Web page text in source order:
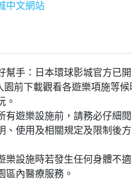
中文網站
幫手：日本環球影城官方已
園前下載觀看各遊樂項施等候
。
有遊樂設施前，請務必仔細
、使用及相關規定及限制後
樂設施時若發生任何身體不
區內醫療服務。